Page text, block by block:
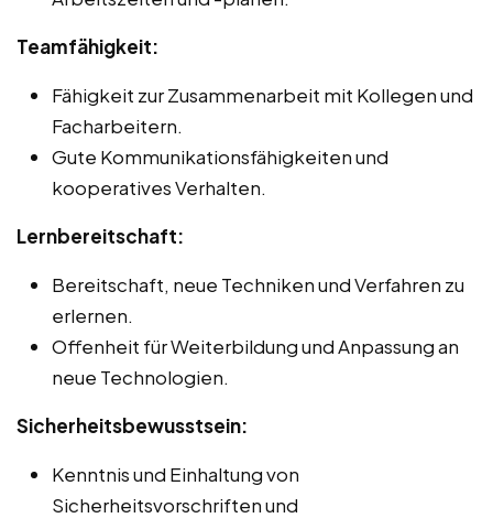
Teamfähigkeit:
Fähigkeit zur Zusammenarbeit mit Kollegen und
Facharbeitern.
Gute Kommunikationsfähigkeiten und
kooperatives Verhalten.
Lernbereitschaft:
Bereitschaft, neue Techniken und Verfahren zu
erlernen.
Offenheit für Weiterbildung und Anpassung an
neue Technologien.
Sicherheitsbewusstsein:
Kenntnis und Einhaltung von
Sicherheitsvorschriften und